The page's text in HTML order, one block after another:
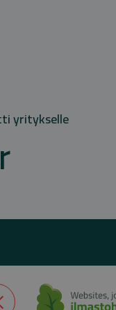
yritykselle